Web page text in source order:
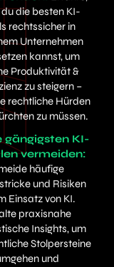
die besten KI-
rechtssicher in
Unternehmen
kannst, um
Produktivität &
zu steigern –
rechtliche Hürden
zu müssen.​
gängigsten KI-
vermeiden​:
häufige
und Risiken
Einsatz von KI.
praxisnahe
Insights, um
Stolpersteine
und